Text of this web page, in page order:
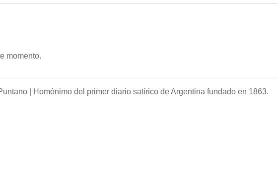
momento.
| Homónimo del primer diario satírico de Argentina fundado en 1863.